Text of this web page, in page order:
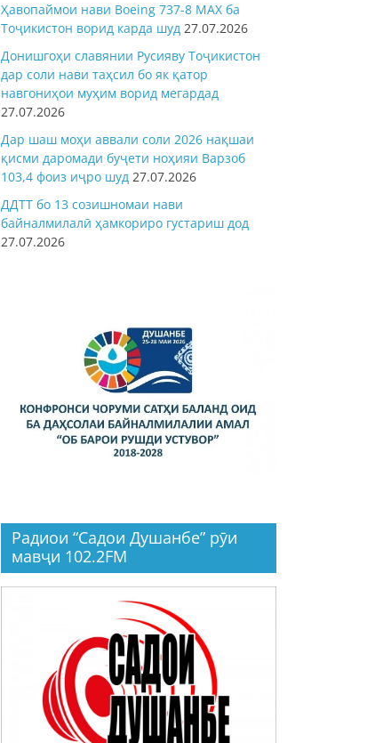
Ҳавопаймои нави Boeing 737-8 MAX ба
Тоҷикистон ворид карда шуд 27.07.2026
Донишгоҳи славянии Русияву Тоҷикистон
дар соли нави таҳсил бо як қатор
навгониҳои муҳим ворид мегардад
27.07.2026
Дар шаш моҳи аввали соли 2026 нақшаи
қисми даромади буҷети ноҳияи Варзоб
103,4 фоиз иҷро шуд 27.07.2026
ДДТТ бо 13 созишномаи нави
байналмилалӣ ҳамкориро густариш дод
27.07.2026
Радиои “Садои Душанбе” рӯи
мавҷи 102.2FM